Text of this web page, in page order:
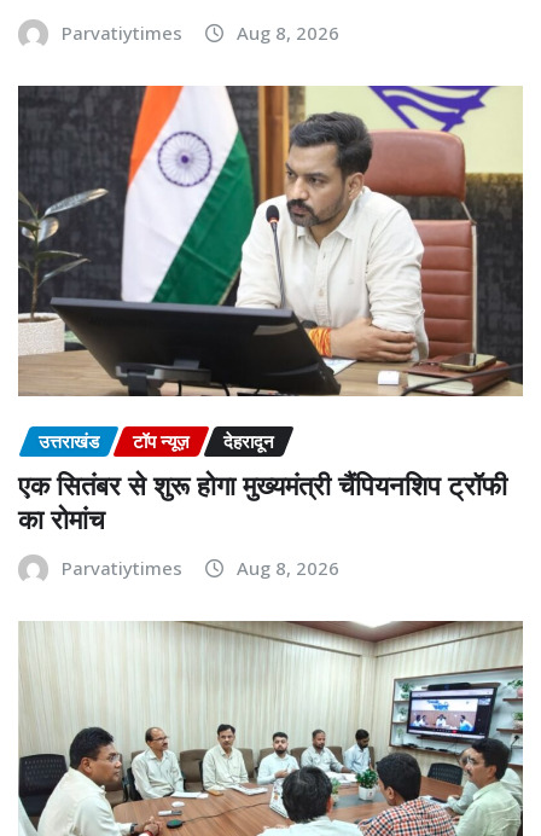
Parvatiytimes Aug 8, 2026
उत्तराखंड टॉप न्यूज़ देहरादून
एक सितंबर से शुरू होगा मुख्यमंत्री चैंपियनशिप ट्रॉफी
का रोमांच
Parvatiytimes Aug 8, 2026